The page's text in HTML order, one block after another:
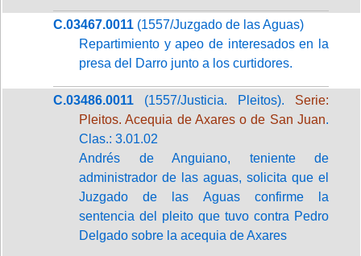
C.03467.0011 (1557/Juzgado de las Aguas)
Repartimiento y apeo de interesados en la
presa del Darro junto a los curtidores.
C.03486.0011 (1557/Justicia. Pleitos). Serie:
Pleitos. Acequia de Axares o de San Juan.
Clas.: 3.01.02
Andrés de Anguiano, teniente de
administrador de las aguas, solicita que el
Juzgado de las Aguas confirme la
sentencia del pleito que tuvo contra Pedro
Delgado sobre la acequia de Axares